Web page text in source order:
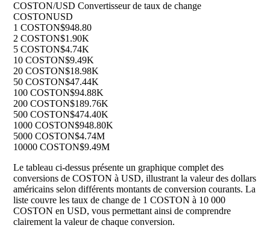
COSTON/USD Convertisseur de taux de change
COSTONUSD
1 COSTON$948.80
2 COSTON$1.90K
5 COSTON$4.74K
10 COSTON$9.49K
20 COSTON$18.98K
50 COSTON$47.44K
100 COSTON$94.88K
200 COSTON$189.76K
500 COSTON$474.40K
1000 COSTON$948.80K
5000 COSTON$4.74M
10000 COSTON$9.49M
Le tableau ci-dessus présente un graphique complet des
conversions de COSTON à USD, illustrant la valeur des dollars
américains selon différents montants de conversion courants. La
liste couvre les taux de change de 1 COSTON à 10 000
COSTON en USD, vous permettant ainsi de comprendre
clairement la valeur de chaque conversion.